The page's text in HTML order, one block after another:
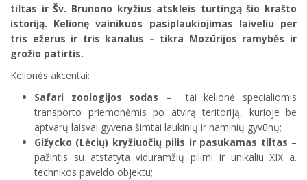
tiltas ir Šv. Brunono kryžius atskleis turtingą šio krašto
istoriją. Kelionę vainikuos pasiplaukiojimas laiveliu per
tris ežerus ir tris kanalus – tikra Mozūrijos ramybės ir
grožio patirtis.
Kelionės akcentai:
Safari zoologijos sodas – tai kelionė specialiomis
transporto priemonėmis po atvirą teritoriją, kurioje be
aptvarų laisvai gyvena šimtai laukinių ir naminių gyvūnų;
Gižycko (Lėcių) kryžiuočių pilis ir pasukamas tiltas –
pažintis su atstatyta viduramžių pilimi ir unikaliu XIX a.
technikos paveldo objektu;